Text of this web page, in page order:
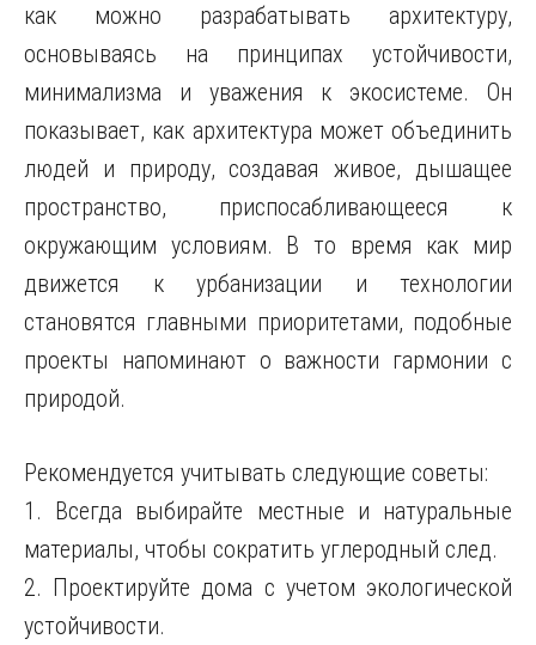
как можно разрабатывать архитектуру,
основываясь на принципах устойчивости,
минимализма и уважения к экосистеме. Он
показывает, как архитектура может объединить
людей и природу, создавая живое, дышащее
пространство, приспосабливающееся к
окружающим условиям. В то время как мир
движется к урбанизации и технологии
становятся главными приоритетами, подобные
проекты напоминают о важности гармонии с
природой.
Рекомендуется учитывать следующие советы:
1. Всегда выбирайте местные и натуральные
материалы, чтобы сократить углеродный след.
2. Проектируйте дома с учетом экологической
устойчивости.